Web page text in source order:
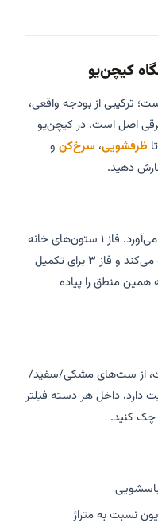
کیچن‌یو
ترکیبی از بودجه واقعی،
اصل است. در کیچن‌یو
تا ظرفشویی، سرخ‌کن و
دهید.
خرید یک‌جای همه چیز فشار نقدینگی می‌آورد. فاز ۱ ستون‌های خانه
را می‌بندد، فاز ۲ آسایش روزانه را اضافه می‌کند و فاز ۳ برای تکمیل
منطق را پیاده
از ست‌های مشکی/سفید/
دارد، داخل هر دسته فیلتر
چک کنید.
نسبت به متراژ